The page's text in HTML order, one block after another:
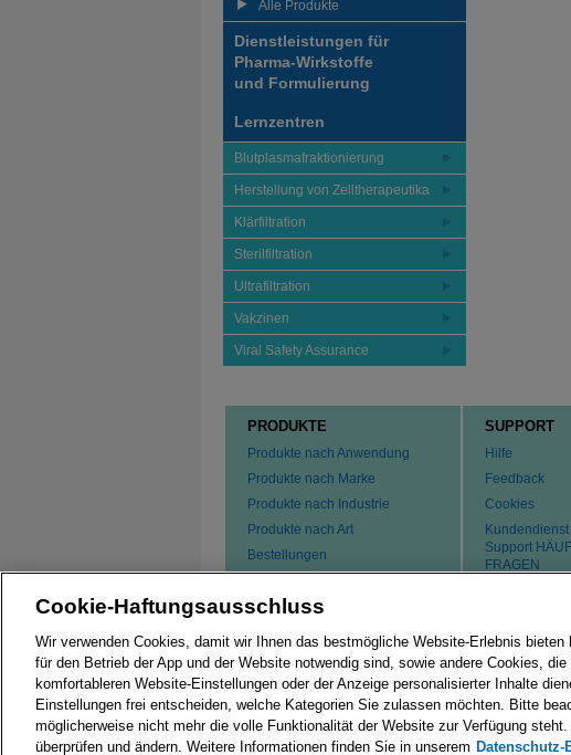
Alle Produkte
Dienstleistungen für
Pharma-Wirkstoffe
und Formulierung
Lernzentren
Blutplasmafraktionierung
Herstellung von Zelltherapeutika
Klärfiltration
Sterilfiltration
Ultrafiltration
Vakzinen
Viral Safety Assurance
PRODUKTE
Produkte nach Anwendung
Produkte nach Marke
Produkte nach Industrie
Produkte nach Art
Bestellungen
SUPPORT
Hilfe
Feedback
Cookies
Support
FRAGEN
Merck-
© 2026 Merck KGaA, Darmstadt, Germany and/or its affiliates.
The selling corporate entity, Merck Chemicals GmbH, is a
Cookie-Haftungsausschluss
Wir verwenden Cookies, damit wir Ihnen das bestmögliche Website-Erlebnis
für den Betrieb der App und der Website notwendig sind, sowie andere Cookies,
komfortableren Website-Einstellungen oder der Anzeige personalisierter Inhalte
Einstellungen frei entscheiden, welche Kategorien Sie zulassen möchten. Bitte
möglicherweise nicht mehr die volle Funktionalität der Website zur Verfügung
überprüfen und ändern. Weitere Informationen finden Sie in unserem